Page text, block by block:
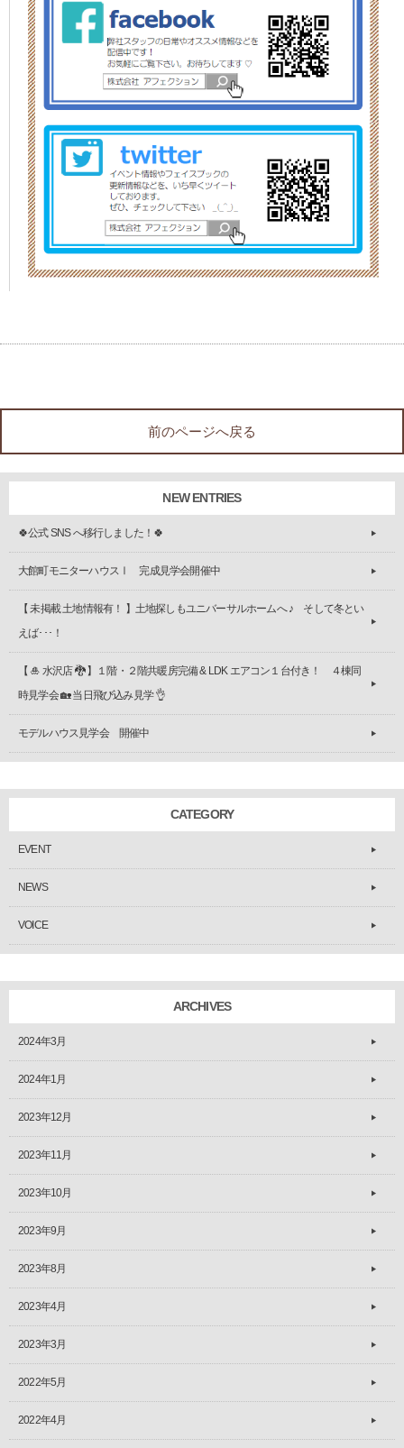
前のページへ戻る
NEW ENTRIES
🍀公式 SNS へ移行しました！🍀
大館町モニターハウスⅠ 完成見学会開催中
【 未掲載 土地情報有！ 】土地探しもユニバーサルホームへ ♪ そして冬とい
えば･･･！
【 🎍 水沢店 🐉 】１階・２階共暖房完備 & LDK エアコン１台付き！ ４棟同
時見学会 🏡 当日飛び込み見学 👌
モデルハウス見学会 開催中
CATEGORY
EVENT
NEWS
VOICE
ARCHIVES
2024年3月
2024年1月
2023年12月
2023年11月
2023年10月
2023年9月
2023年8月
2023年4月
2023年3月
2022年5月
2022年4月